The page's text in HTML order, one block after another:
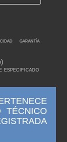
garantía
especificado